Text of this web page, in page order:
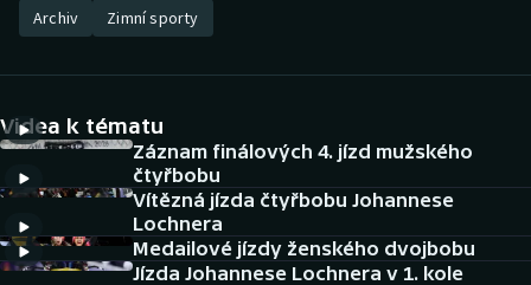
Atletika
DALŠÍ SPORTY
Americký fotbal
Baseball a softbal
NEPŘEHLÉDNĚTE
Soutěže
Archiv Zimní sporty
Videa k tématu
Záznam finálových 4. jízd mužského
čtyřbobu
Vítězná jízda čtyřbobu Johannese
Lochnera
Medailové jízdy ženského dvojbobu
Jízda Johannese Lochnera v 1. kole